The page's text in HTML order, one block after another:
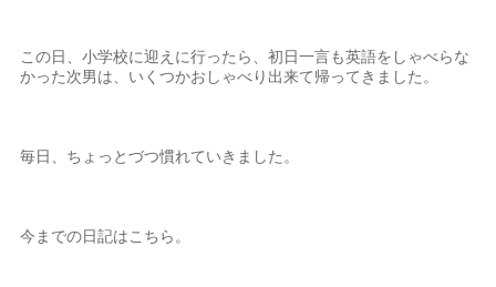
この日、小学校に迎えに行ったら、初日一言も英語をしゃべらな
かった次男は、いくつかおしゃべり出来て帰ってきました。
毎日、ちょっとづつ慣れていきました。
今までの日記はこちら。